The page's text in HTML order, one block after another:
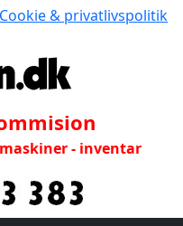
Cookie & privatlivspolitik
- inventar